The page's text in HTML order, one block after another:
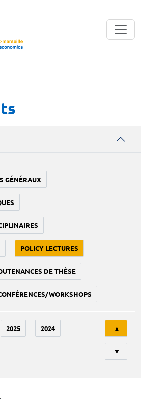
GÉNÉRAUX
POLICY LECTURES
DE THÈSE
WORKSHOPS
2025 2024 ▲
▼